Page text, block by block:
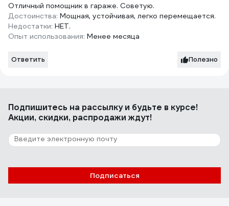
Отличный помощник в гараже. Советую.
Достоинства: Мощная, устойчивая, легко перемещается.
Недостатки: НЕТ.
Опыт использования: Менее месяца
Ответить Полезно
Подпишитесь на рассылкуи будьте в курсе!
Акции, скидки, распродажи ждут!
Подписаться